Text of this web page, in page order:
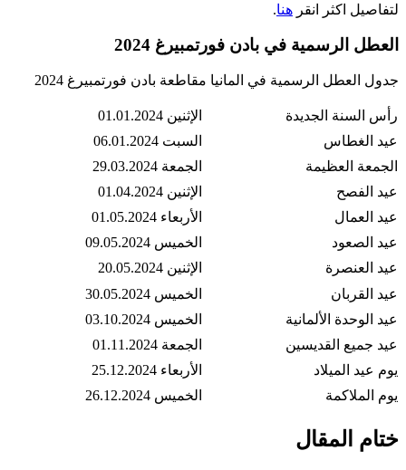
لتفاصيل اكثر انقر هنا.
العطل الرسمية في بادن فورتمبيرغ 2024
جدول العطل الرسمية في المانيا مقاطعة بادن فورتمبيرغ 2024
رأس السنة الجديدة
الإثنين 01.01.2024
عيد الغطاس
السبت 06.01.2024
الجمعة العظيمة
الجمعة 29.03.2024
عيد الفصح
الإثنين 01.04.2024
عيد العمال
الأربعاء 01.05.2024
عيد الصعود
الخميس 09.05.2024
عيد العنصرة
الإثنين 20.05.2024
عيد القربان
الخميس 30.05.2024
عيد الوحدة الألمانية
الخميس 03.10.2024
عيد جميع القديسين
الجمعة 01.11.2024
يوم عيد الميلاد
الأربعاء 25.12.2024
يوم الملاكمة
الخميس 26.12.2024
ختام المقال